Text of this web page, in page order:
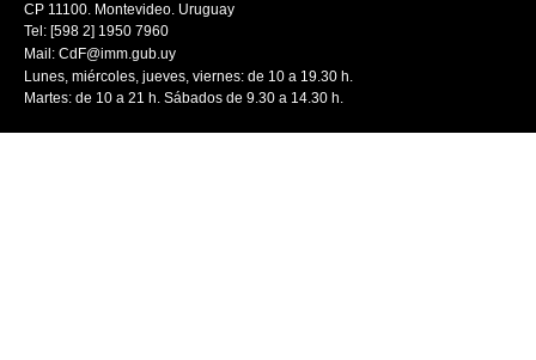
CP 11100. Montevideo. Uruguay
Tel: [598 2] 1950 7960
Mail: CdF@imm.gub.uy
Lunes, miércoles, jueves, viernes: de 10 a 19.30 h.
Martes: de 10 a 21 h. Sábados de 9.30 a 14.30 h.